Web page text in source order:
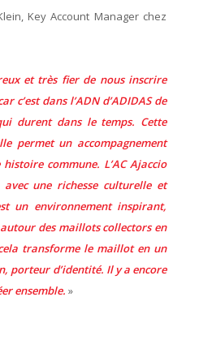
Key Account Manager chez
et très fier de nous inscrire
c’est dans l’ADN d’ADIDAS de
durent dans le temps. Cette
permet un accompagnement
commune. L’AC Ajaccio
une richesse culturelle et
un environnement inspirant,
des maillots collectors en
transforme le maillot en un
porteur d’identité. Il y a encore
ensemble. »